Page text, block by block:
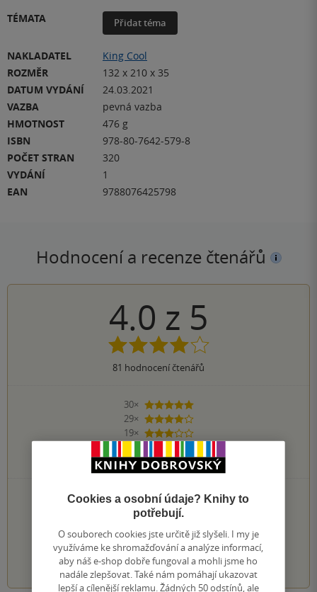
TÉMATA
Přidat téma
NAKLADATEL
King Cool
ROZMĚR
132 x 210 x 35
DATUM VYDÁNÍ
24.03.2021
VAZBA
pevná vazba
HMOTNOST
476 g
ISBN
978-80-7642-579-8
POČET STRAN
320
VYDÁNÍ
1
EAN
9788076425798
Hodnocení a recenze čtenářů
4.0 z 5
81 hodnocení čtenářů
30×
5 hvězdiček
29×
4 hvězdičky
19×
3 hvězdičky
1×
1 hvezdička
PŘIDEJTE SVÉ HODNOCENÍ KNIHY
Hodnocení našich knihkupců: 5.0 z 5
1 2 3 4 5
Cookies a osobní údaje? Knihy to
potřebují.
O souborech cookies jste určitě již slyšeli. I my je
využíváme ke shromažďování a analýze informací,
aby náš e-shop dobře fungoval a mohli jsme ho
nadále zlepšovat. Také nám pomáhají ukazovat
lepší a cílenější reklamu. Žádných 50 odstínů, ale